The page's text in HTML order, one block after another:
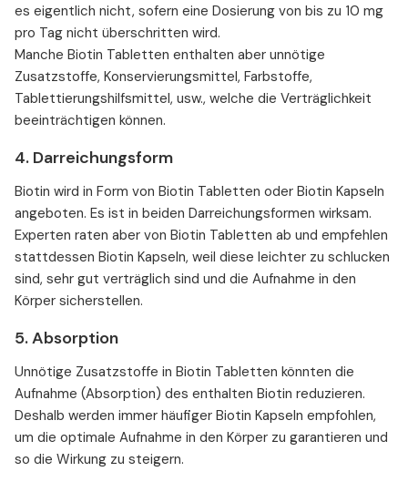
es eigentlich nicht, sofern eine Dosierung von bis zu 10 mg
pro Tag nicht überschritten wird.
Manche Biotin Tabletten enthalten aber unnötige
Zusatzstoffe, Konservierungsmittel, Farbstoffe,
Tablettierungshilfsmittel, usw., welche die Verträglichkeit
beeinträchtigen können.
4. Darreichungsform
Biotin wird in Form von Biotin Tabletten oder Biotin Kapseln
angeboten. Es ist in beiden Darreichungsformen wirksam.
Experten raten aber von Biotin Tabletten ab und empfehlen
stattdessen Biotin Kapseln, weil diese leichter zu schlucken
sind, sehr gut verträglich sind und die Aufnahme in den
Körper sicherstellen.
5. Absorption
Unnötige Zusatzstoffe in Biotin Tabletten könnten die
Aufnahme (Absorption) des enthalten Biotin reduzieren.
Deshalb werden immer häufiger Biotin Kapseln empfohlen,
um die optimale Aufnahme in den Körper zu garantieren und
so die Wirkung zu steigern.